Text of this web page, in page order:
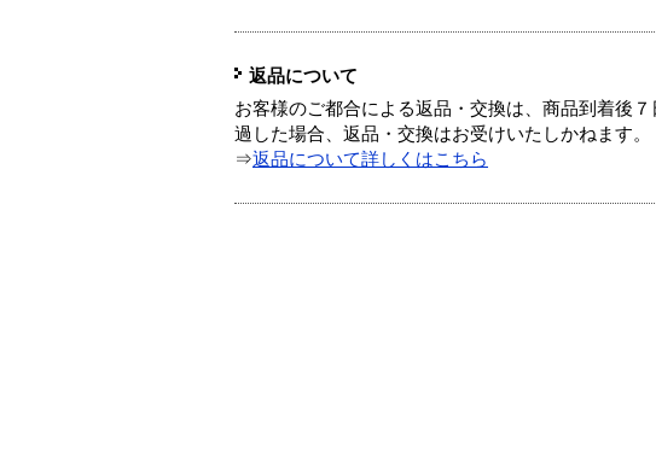
返品について
お客様のご都合による返品・交換は、商品到着後
過した場合、返品・交換はお受けいたしかねます。
⇒返品について詳しくはこちら